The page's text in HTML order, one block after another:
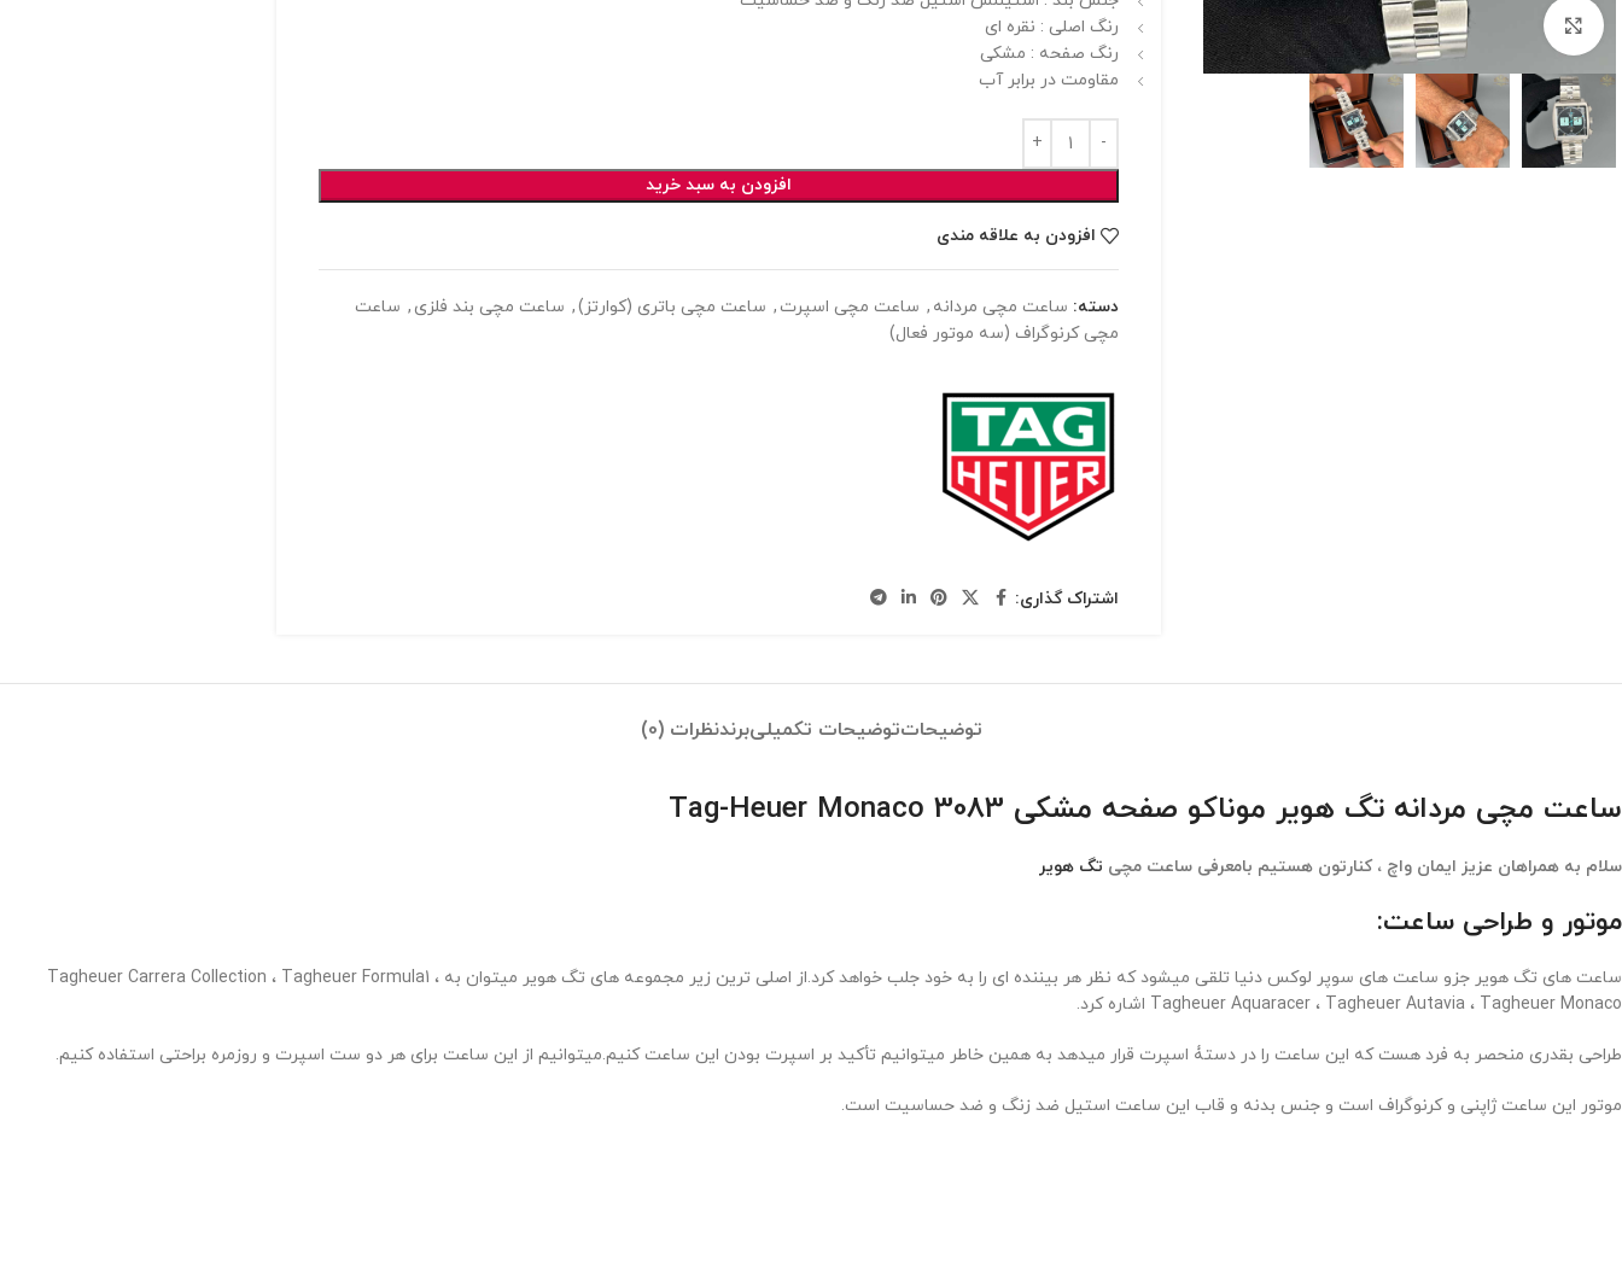
برای بزرگنمایی کلیک کنید
رنگ اصلی : نقره ای
رنگ صفحه : مشکی
مقاومت در برابر آب
افزودن به سبد خرید
افزودن به علاقه مندی
دسته: ساعت مچی مردانه , ساعت مچی اسپرت , ساعت مچی باتری (کوارتز), ساعت مچی بند فلزی , ساعت
مچی کرنوگراف (سه موتور فعال)
اشتراک گذاری:
توضیحاتتوضیحات تکمیلیبرندنظرات (0)
ساعت مچی مردانه تگ هویر موناکو صفحه مشکی Tag-Heuer Monaco 3083
سلام به همراهان عزیز ایمان واچ ، کنارتون هستیم بامعرفی ساعت مچی تگ هویر
موتور و طراحی ساعت:
ساعت های تگ هویر جزو ساعت های سوپر لوکس دنیا تلقی میشود که نظر هر بیننده ای را به خود جلب خواهد کرد.از اصلی ترین زیر مجموعه های تگ هویر میتوان به Tagheuer Carrera Collection ، Tagheuer Formula1 ،
Tagheuer Aquaracer ، Tagheuer Autavia ، Tagheuer Monaco اشاره کرد.
طراحی بقدری منحصر به فرد هست که این ساعت را در دستۀ اسپرت قرار میدهد به همین خاطر میتوانیم تأکید بر اسپرت بودن این ساعت کنیم.میتوانیم از این ساعت برای هر دو ست اسپرت و روزمره براحتی استفاده کنیم.
موتور این ساعت ژاپنی و کرنوگراف است و جنس بدنه و قاب این ساعت استیل ضد زنگ و ضد حساسیت است.